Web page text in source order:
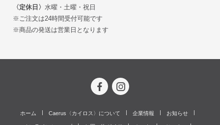
〈定休日〉 水曜・土曜・祝日
※ご注文は24時間受付可能です
※商品の発送は営業日となります
ホーム Caerus〈カイロス〉について 企業情報 お知らせ